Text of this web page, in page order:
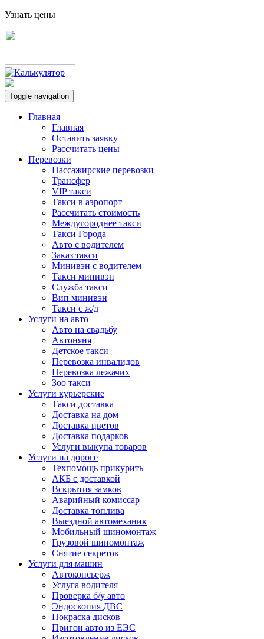
Узнать цены
Toggle navigation
Главная
Главная
Оставить заявку
Рассчитать цены
Перевозки
Пассажирские перевозки
Трансфер
VIP такси
Такси в аэропорт
Рассчитать стоимость
Междугороднее такси
Такси Города
Авто с водителем
Заказ такси
Минивэн с водителем
Такси минивэн
Служба такси
Вип минивэн
Такси с ж/д
Услуги на авто
Авто на свадьбу
Автоняня
Детское такси
Перевозка инвалидов
Перевозка лежачих
Зоо такси
Услуги курьерские
Такси доставка
Доставка на дом
Доставка цветов
Доставка подарков
Услуги выкупа товаров
Услуги на дороге
Техпомощь прикурить
АКБ с доставкой
Вскрытия замков
Аварийный комиссар
Доставка топлива
Выездной автомеханик
Мобильный шиномонтаж
Грузовой шиномонтаж
Снятие секреток
Услуги для машин
Автоконсьерж
Услуга водителя
Проверка б/у авто
Эндоскопия ДВС
Покраска дисков
Пригон авто из ЕЭС